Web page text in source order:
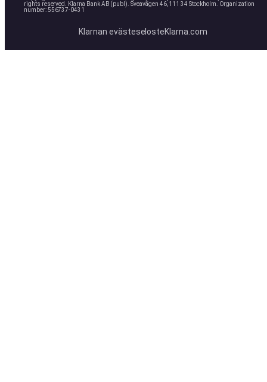
rights reserved. Klarna Bank AB (publ). Sveavägen 46, 111 34 Stockholm. Organization
number: 556737-0431
Klarnan evästeselosteKlarna.com